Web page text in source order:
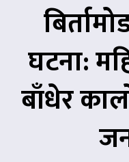
घटना:
बाँधेर